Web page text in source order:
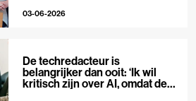
03-06-2026
De techredacteur is
belangrijker dan ooit: ‘Ik wil
kritisch zijn over AI, omdat de